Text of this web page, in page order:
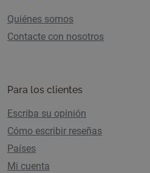
Quiénes somos
Contacte con nosotros
Para los clientes
Escriba su opinión
Cómo escribir reseñas
Países
Mi cuenta